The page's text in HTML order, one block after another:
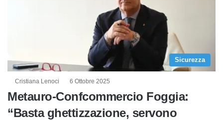
Sicurezza
Cristiana Lenoci 6 Ottobre 2025
Metauro-Confcommercio Foggia:
“Basta ghettizzazione, servono